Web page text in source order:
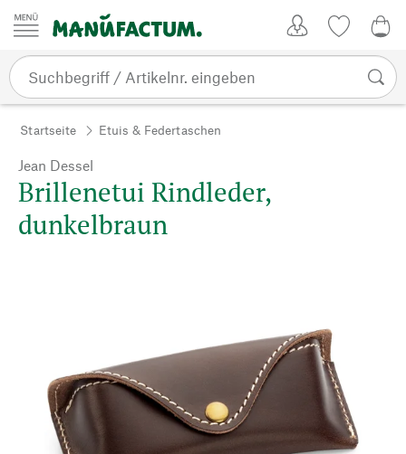
Zum Inhalt springen
Startseite Etuis & Federtaschen
Jean Dessel
Brillenetui Rindleder,
dunkelbraun